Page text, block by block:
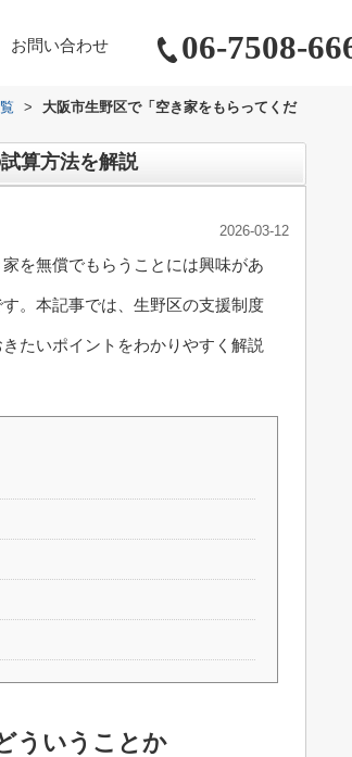
お問い合わせ 06-7508-
>
大阪市生野区で「空き家をもらってくだ
算方法を解説
2026-03-12
を無償でもらうことには興味があ
。本記事では、生野区の支援制度
たいポイントをわかりやすく解説
ういうことか